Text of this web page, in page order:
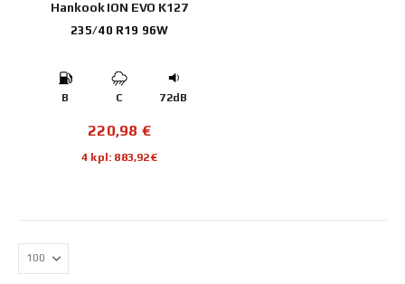
Hankook ION EVO K127
235/40 R19 96W
B C 72dB
220,98 €
4 kpl: 883,92€